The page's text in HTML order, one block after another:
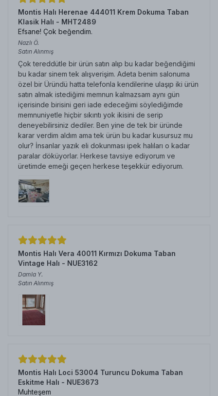
Montis Halı Herenae 444011 Krem Dokuma Taban
Klasik Halı - MHT2489
Efsane! Çok beğendim.
Nazlı Ö.
Satın Alınmış
Çok tereddütle bir ürün satın alıp bu kadar beğendiğimi
bu kadar sinem tek alışverişim. Adeta benim salonuma
özel bir Üründü hatta telefonla kendilerine ulaşıp iki ürün
satın almak istediğimi memnun kalmazsam aynı gün
içerisinde birisini geri iade edeceğimi söylediğimde
memnuniyetle hiçbir sıkıntı yok ikisini de serip
deneyebilirsiniz dediler. Ben yine de tek bir üründe
karar verdim aldım ama tek ürün bu kadar kusursuz mu
olur? İnsanlar yazık eli dokunması ipek halıları o kadar
paralar döküyorlar. Herkese tavsiye ediyorum ve
üretimde emeği geçen herkese teşekkür ediyorum.
Montis Halı Vera 40011 Kırmızı Dokuma Taban
Vintage Halı - NUE3162
Damla Y.
Satın Alınmış
Montis Halı Loci 53004 Turuncu Dokuma Taban
Eskitme Halı - NUE3673
Muhteşem